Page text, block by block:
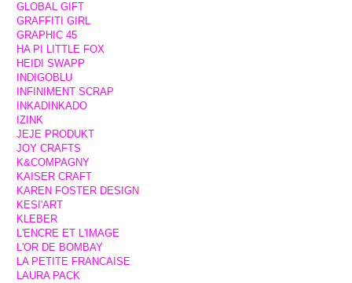
GLOBAL GIFT
GRAFFITI GIRL
GRAPHIC 45
HA PI LITTLE FOX
HEIDI SWAPP
INDIGOBLU
INFINIMENT SCRAP
INKADINKADO
IZINK
JEJE PRODUKT
JOY CRAFTS
K&COMPAGNY
KAISER CRAFT
KAREN FOSTER DESIGN
KESI'ART
KLEBER
L'ENCRE ET L'IMAGE
L'OR DE BOMBAY
LA PETITE FRANCAISE
LAURA PACK